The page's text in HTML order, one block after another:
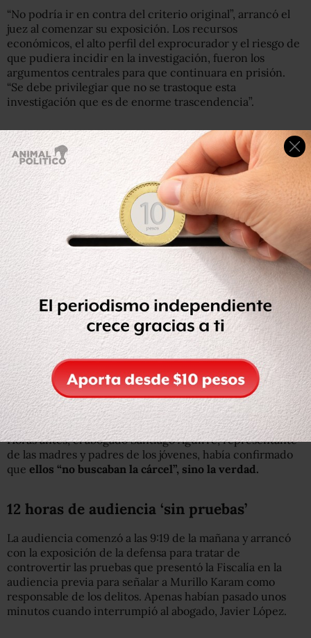
“No podría ir en contra del criterio original”, arrancó el
juez al comenzar su exposición. Los recursos
económicos, el alto perfil del exprocurador y el riesgo de
que pudiera incidir en la investigación, fueron los
argumentos centrales para que continuara en prisión.
“Se debe privilegiar que no se trastoque esta
investigación que es de enorme trascendencia”.
Lee:Murillo Karam “se inculpó” en el caso Ayotzinapa;
jueces decidirán si Peña Nieto debe declarar: AMLO
Para entonces, Murillo Karam se veía demacrado.
Escuchó al juez con los codos recargados en la mesa y las
manos en su rostro, sosteniéndolo, como un gesto de
resignación, con el cansancio cada vez más evidente al
cumplirse casi 12 horas de audiencia.
A punto de terminar, el juez fuerte preguntó a la madre
de uno de los normalistas desaparecidos , quien escuchó
la audiencia en una sala contigua y resguardando su
identidad, si deseaba decir algo.
“Cómo madre de uno de los 43 necesito exigir a Murillo
Karam que se haga justicia. Queremos llegar a la verdad.
Queremos saber dónde están nuestros hijos.¿A dónde
los dejó”, exclamó.
Horas antes, el abogado Santiago Aguirre, representante
de las madres y padres de los jóvenes, había confirmado
que ellos “no buscaban la cárcel”, sino la verdad.
12 horas de audiencia ‘sin pruebas’
La audiencia comenzó a las 9:19 de la mañana y arrancó
con la exposición de la defensa para tratar de
controvertir las pruebas que presentó la Fiscalía en la
audiencia previa para señalar a Murillo Karam como
responsable de los delitos. Apenas habían pasado unos
minutos cuando interrumpió al abogado, Javier López.